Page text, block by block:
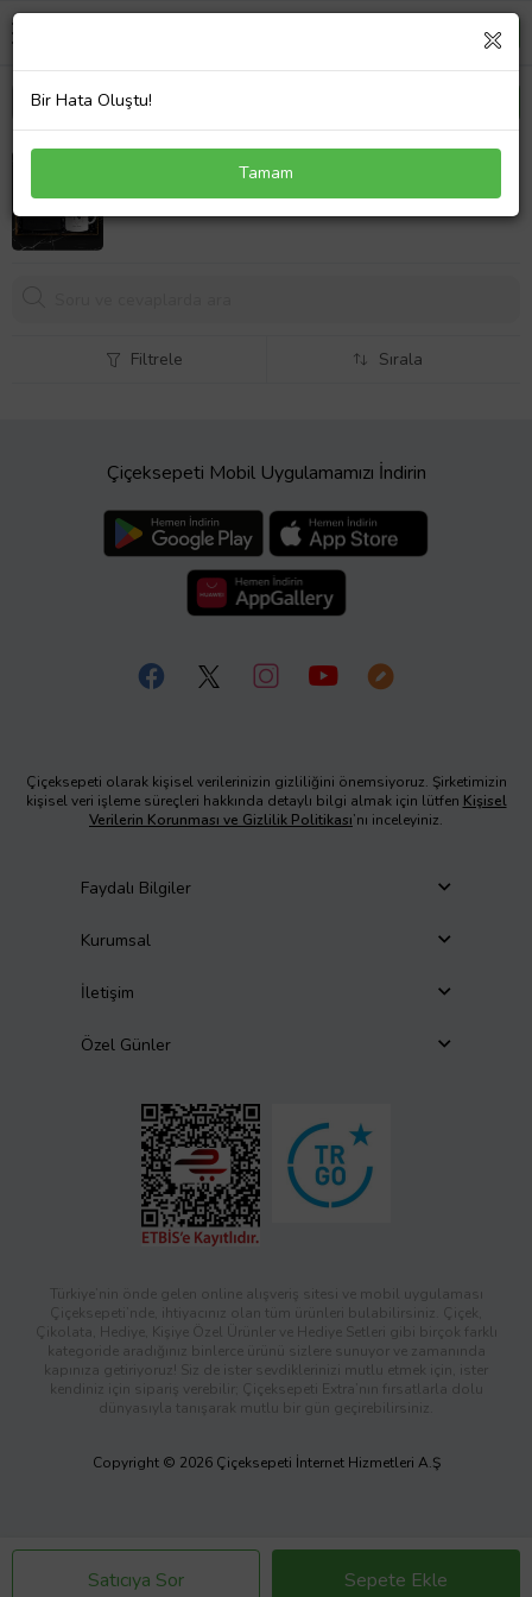
Kişiye Özel Siyah Defter Kalem Kupa Seti 03
599,90 TL
Satıcıya Sor Sepete Ekle
Filtrele Sırala
Çiçeksepeti Mobil Uygulamamızı İndirin
Çiçeksepeti olarak kişisel verilerinizin gizliliğini önemsiyoruz. Şirketimizin
kişisel veri işleme süreçleri hakkında detaylı bilgi almak için lütfen Kişisel
Verilerin Korunması ve Gizlilik Politikası’nı inceleyiniz.
Faydalı Bilgiler
Kurumsal
İletişim
Özel Günler
Türkiye’nin önde gelen online alışveriş sitesi ve mobil uygulaması
Çiçeksepeti’nde, ihtiyacınız olan tüm ürünleri bulabilirsiniz. Çiçek,
Çikolata, Hediye, Kişiye Özel Ürünler ve Hediye Setleri gibi birçok farklı
kategoride aradığınız binlerce ürünü sizlere sunuyor ve zamanında
kapınıza getiriyoruz! Siz de ister sevdiklerinizi mutlu etmek için, ister
kendiniz için sipariş verebilir; Çiçeksepeti Extra’nın fırsatlarla dolu
dünyasıyla tanışarak mutlu bir gün geçirebilirsiniz.
Copyright © 2026 Çiçeksepeti İnternet Hizmetleri A.Ş
Bir Hata Oluştu!
Tamam